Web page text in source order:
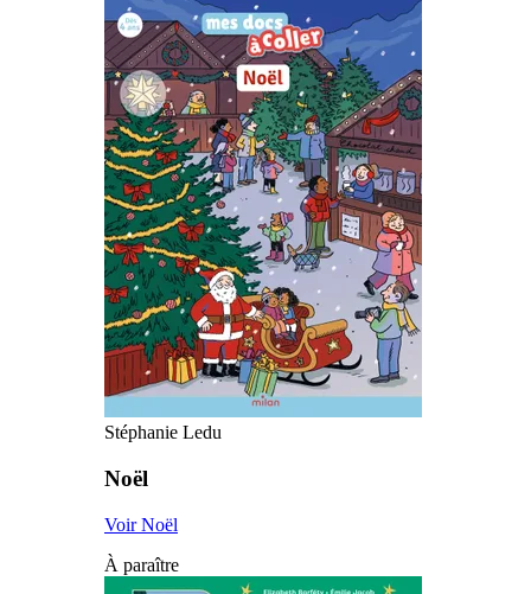
Stéphanie Ledu
Noël
Voir Noël
À paraître